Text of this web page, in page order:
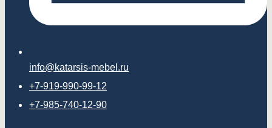
info@katarsis-mebel.ru
+7-919-990-99-12
+7-985-740-12-90